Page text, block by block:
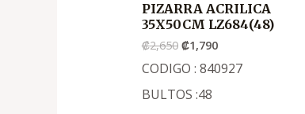
PIZARRA ACRILICA
35X50CM LZ684(48)
₡2,650 ₡1,790
CODIGO : 840927
BULTOS :48